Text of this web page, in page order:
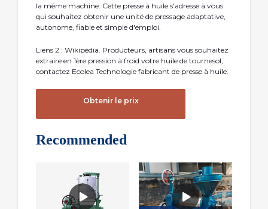
la même machine. Cette presse à huile s'adresse à vous
qui souhaitez obtenir une unité de pressage adaptative,
autonome, fiable et simple d'emploi.
Liens 2 : Wikipédia. Producteurs, artisans vous souhaitez
extraire en 1ère pression à froid votre huile de tournesol,
contactez Ecolea Technologie fabricant de presse à huile.
Obtenir le prix
Recommended